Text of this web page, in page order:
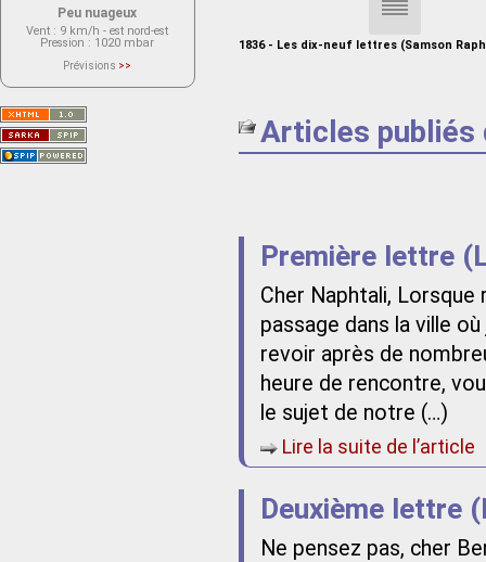
1836 - Les dix-neuf lettres (Samson
Articles publiés
Première lettre
Cher Naphtali, Lorsque
passage dans la ville
revoir après de
heure de rencontre,
le sujet de notre (…)
Lire la suite de l’article
Deuxième lettre
Ne pensez pas, cher
Peu nuageux
Vent : 9 km/h - est nord-est
Pression : 1020 mbar
Prévisions >>
actuellement aucune prévision
Saint-Nom.
Veuillez consulter le message du
service ci-dessous.
(401 - Invalid API key. Please see
https://openweathermap.org/faq#error401